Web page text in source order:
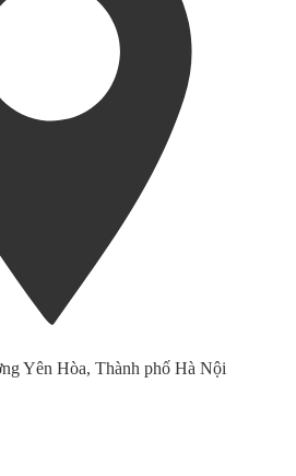
Yên Hòa, Thành phố Hà Nội